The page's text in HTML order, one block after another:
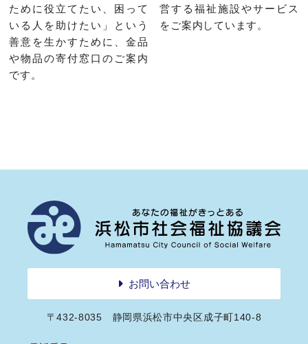
ために役立てたい、困って
いる人を助けたい」という
善意を生かすために、金品
や物品の寄付窓口のご案内
です。
営する福祉施設やサービス
をご案内しています。
お問い合わせ
〒432-8035 静岡県浜松市中央区成子町140-8